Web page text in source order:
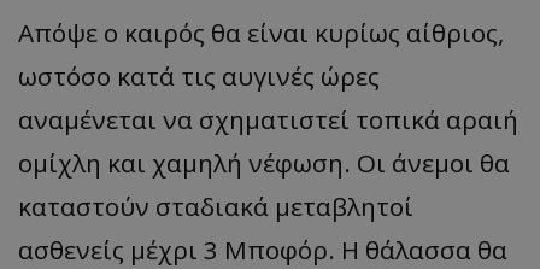
Απόψε ο καιρός θα είναι κυρίως αίθριος,
ωστόσο κατά τις αυγινές ώρες
αναμένεται να σχηματιστεί τοπικά αραιή
ομίχλη και χαμηλή νέφωση. Οι άνεμοι θα
καταστούν σταδιακά μεταβλητοί
ασθενείς μέχρι 3 Μποφόρ. H θάλασσα θα